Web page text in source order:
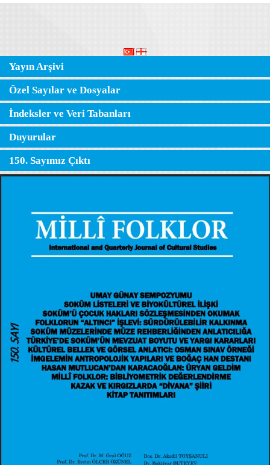
Yayın Arşivi
Özel Sayılar ve Dosyalar
İndeksler ve Veri Tabanları
Duyurular
150. Sayımız Çıktı